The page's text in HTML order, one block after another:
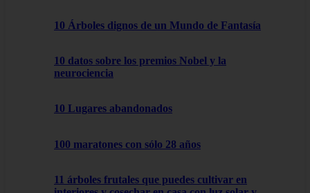
10 Árboles dignos de un Mundo de Fantasía
10 datos sobre los premios Nobel y la
neurociencia
10 Lugares abandonados
100 maratones con sólo 28 años
11 árboles frutales que puedes cultivar en